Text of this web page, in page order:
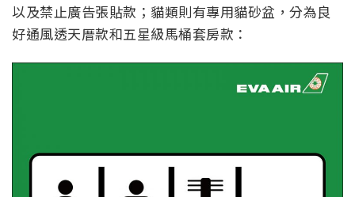
以及禁止廣告張貼款；貓類則有專用貓砂盆，分為良
好通風透天厝款和五星級馬桶套房款：